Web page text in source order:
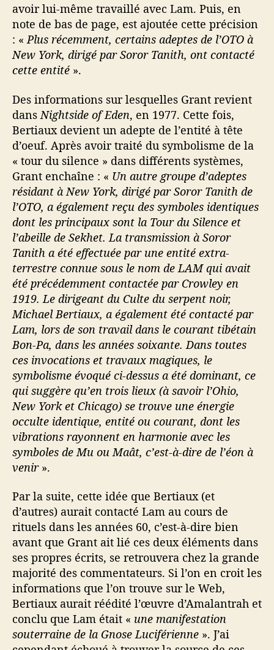
avoir lui-même travaillé avec Lam. Puis, en
note de bas de page, est ajoutée cette précision
: «Plus récemment, certains adeptes de l’OTO à
New York, dirigé par Soror Tanith, ont contacté
cette entité ».
Des informations sur lesquelles Grant revient
dans Nightside of Eden, en 1977. Cette fois,
Bertiaux devient un adepte de l’entité à tête
d’oeuf. Après avoir traité du symbolisme de la
« tour du silence » dans différents systèmes,
Grant enchaîne : « Un autre groupe d’adeptes
résidant à New York, dirigé par Soror Tanith de
l’OTO, a également reçu des symboles identiques
dont les principaux sont la Tour du Silence et
l’abeille de Sekhet. La transmission à Soror
Tanith a été effectuée par une entité extra-
terrestre connue sous le nom de LAM qui avait
été précédemment contactée par Crowley en
1919. Le dirigeant du Culte du serpent noir,
Michael Bertiaux, a également été contacté par
Lam, lors de son travail dans le courant tibétain
Bon-Pa, dans les années soixante. Dans toutes
ces invocations et travaux magiques, le
symbolisme évoqué ci-dessus a été dominant, ce
qui suggère qu’en trois lieux (à savoir l’Ohio,
New York et Chicago) se trouve une énergie
occulte identique, entité ou courant, dont les
vibrations rayonnent en harmonie avec les
symboles de Mu ou Maât, c’est-à-dire de l’éon à
venir».
Par la suite, cette idée que Bertiaux (et
d’autres) aurait contacté Lam au cours de
rituels dans les années 60, c’est-à-dire bien
avant que Grant ait lié ces deux éléments dans
ses propres écrits, se retrouvera chez la grande
majorité des commentateurs. Si l’on en croit les
informations que l’on trouve sur le Web,
Bertiaux aurait réédité l’œuvre d’Amalantrah et
conclu que Lam était « une manifestation
souterraine de la Gnose Luciférienne ». J’ai